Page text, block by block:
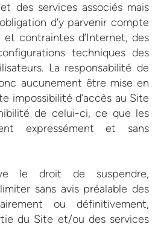
des services associés mais
d’y parvenir compte
contraintes d’Internet, des
techniques des
La responsabilité de
aucunement être mise en
impossibilité d’accès au Site
de celui-ci, ce que les
expressément et sans
le droit de suspendre,
sans avis préalable des
ou définitivement,
du Site et/ou des services